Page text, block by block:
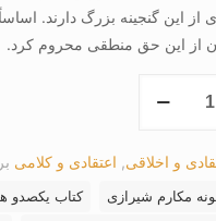
از این گنجینه بزرگ دارند.
از این حق منطقی محروم کرد.
و اخلاقی, اعتقادی و کلامی
مکارم شیرازی کتاب یکصدو